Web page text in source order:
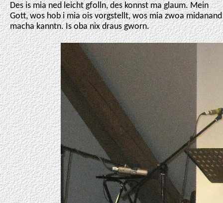
Des is mia ned leicht gfolln, des konnst ma glaum. Mein
Gott, wos hob i mia ois vorgstellt, wos mia zwoa midanand
macha kanntn. Is oba nix draus gworn.